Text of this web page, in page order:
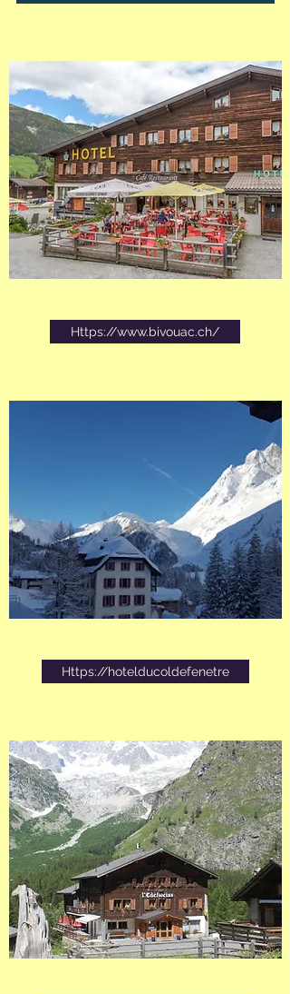
Https://www.bivouac.ch/
Https://hotelducoldefenetre